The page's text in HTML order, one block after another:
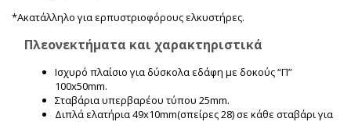
*Ακατάλληλο για ερπυστριοφόρους ελκυστήρες.
Πλεονεκτήματα και χαρακτηριστικά
Ισχυρό πλαίσιο για δύσκολα εδάφη με δοκούς “Π”
100x50mm.
Σταβάρια υπερβαρέου τύπου 25mm.
Διπλά ελατήρια 49x10mm(σπείρες 28) σε κάθε σταβάρι για